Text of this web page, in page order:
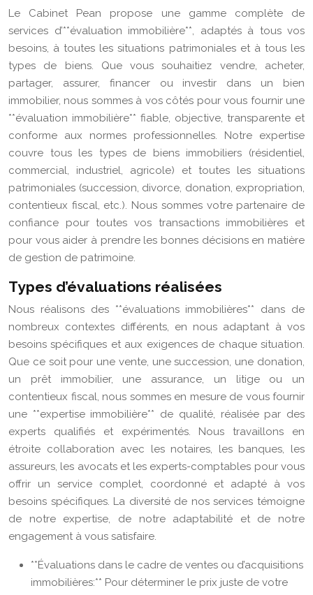
Le Cabinet Pean propose une gamme complète de
services d’**évaluation immobilière**, adaptés à tous vos
besoins, à toutes les situations patrimoniales et à tous les
types de biens. Que vous souhaitiez vendre, acheter,
partager, assurer, financer ou investir dans un bien
immobilier, nous sommes à vos côtés pour vous fournir une
**évaluation immobilière** fiable, objective, transparente et
conforme aux normes professionnelles. Notre expertise
couvre tous les types de biens immobiliers (résidentiel,
commercial, industriel, agricole) et toutes les situations
patrimoniales (succession, divorce, donation, expropriation,
contentieux fiscal, etc.). Nous sommes votre partenaire de
confiance pour toutes vos transactions immobilières et
pour vous aider à prendre les bonnes décisions en matière
de gestion de patrimoine.
Types d’évaluations réalisées
Nous réalisons des **évaluations immobilières** dans de
nombreux contextes différents, en nous adaptant à vos
besoins spécifiques et aux exigences de chaque situation.
Que ce soit pour une vente, une succession, une donation,
un prêt immobilier, une assurance, un litige ou un
contentieux fiscal, nous sommes en mesure de vous fournir
une **expertise immobilière** de qualité, réalisée par des
experts qualifiés et expérimentés. Nous travaillons en
étroite collaboration avec les notaires, les banques, les
assureurs, les avocats et les experts-comptables pour vous
offrir un service complet, coordonné et adapté à vos
besoins spécifiques. La diversité de nos services témoigne
de notre expertise, de notre adaptabilité et de notre
engagement à vous satisfaire.
**Évaluations dans le cadre de ventes ou d’acquisitions
immobilières:** Pour déterminer le prix juste de votre